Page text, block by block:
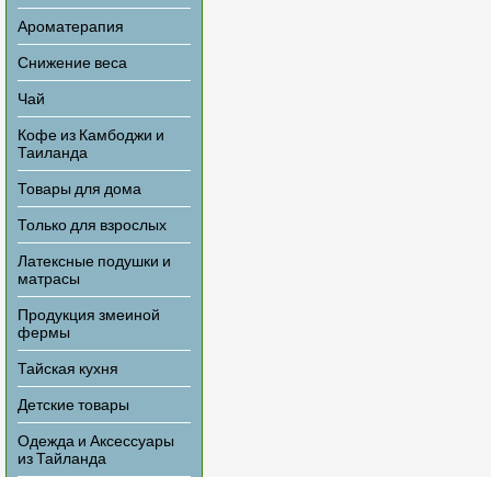
Ароматерапия
Снижение веса
Чай
Кофе из Камбоджи и
Таиланда
Товары для дома
Только для взрослых
Латексные подушки и
матрасы
Продукция змеиной
фермы
Тайская кухня
Детские товары
Одежда и Аксессуары
из Тайланда